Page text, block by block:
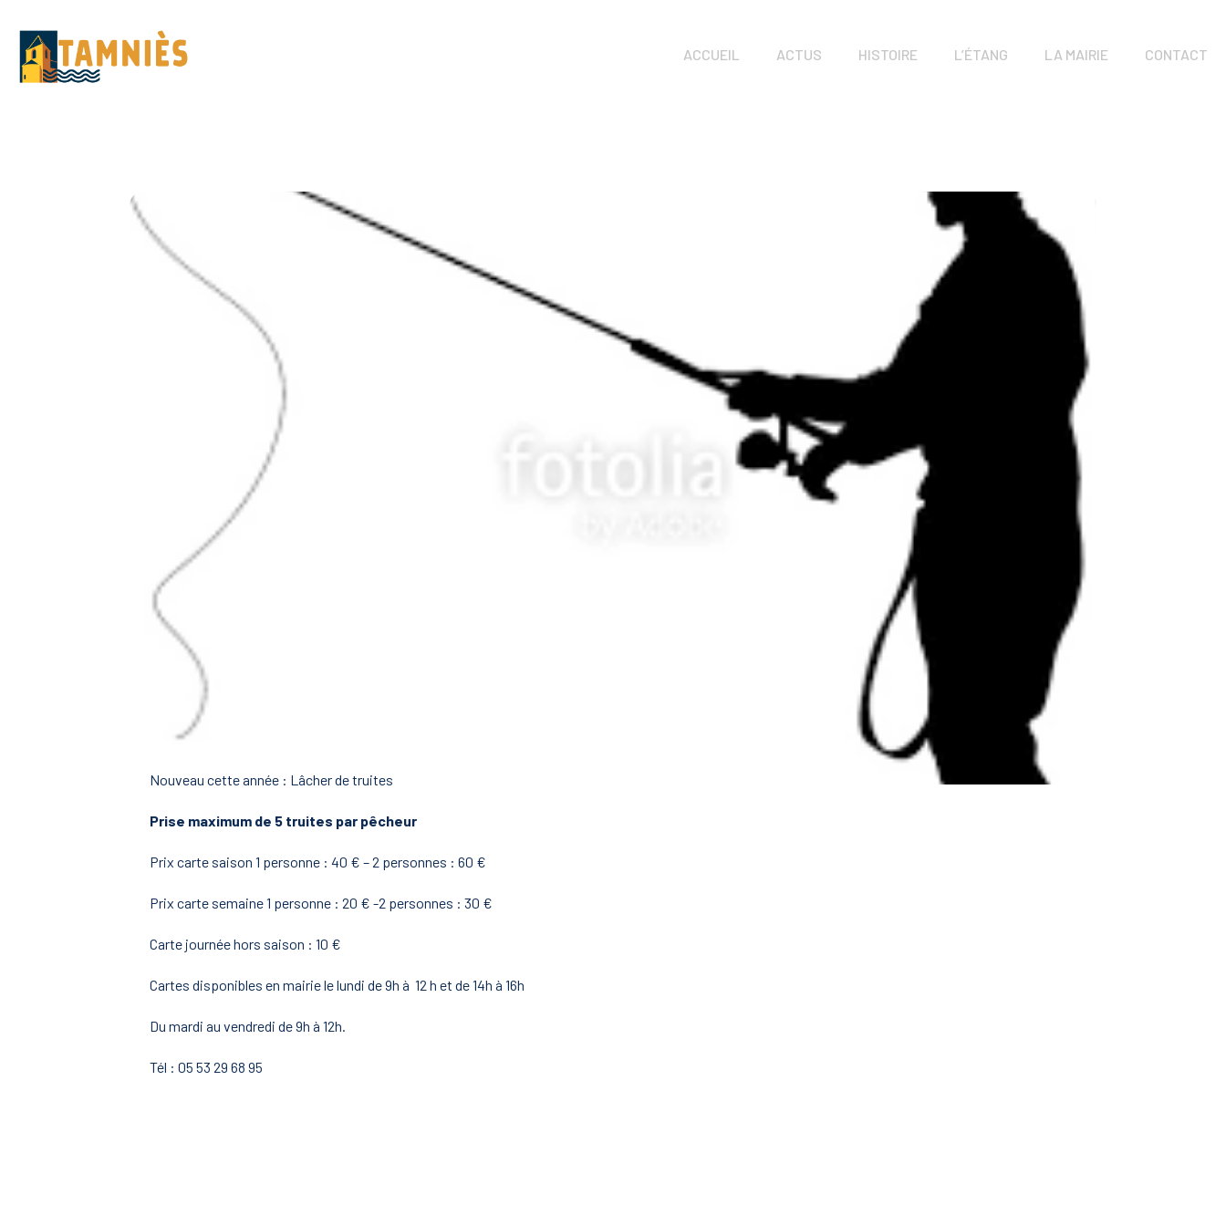
ACCUEIL ACTUS HISTOIRE L’ÉTANG LA MAIRIE CONTACT
Nouveau cette année : Lâcher de truites
Prise maximum de 5 truites par pêcheur
Prix carte saison 1 personne : 40 € – 2 personnes : 60 €
Prix carte semaine 1 personne : 20 € -2 personnes : 30 €
Carte journée hors saison : 10 €
Cartes disponibles en mairie le lundi de 9h à 12 h et de 14h à 16h
Du mardi au vendredi de 9h à 12h.
Tél : 05 53 29 68 95